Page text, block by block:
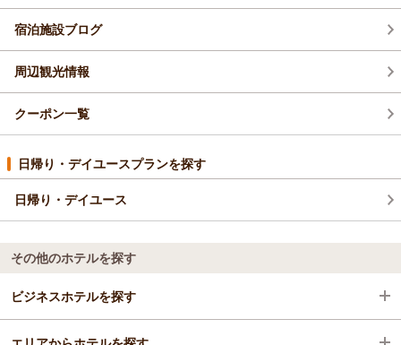
「キッズルームもあり子供連れのファミリーには
最適な旅館だと思います。」とのコメント
有り難いです。
「また遊びに行きたいと思います。」との事
又のお越しをスタッフ一同
ホテル松本楼
須長 政幸
宿泊施設ブログ
周辺観光情報
クーポン一覧
日帰り・デイユースプランを探す
日帰り・デイユース
その他のホテルを探す
ビジネスホテルを探す